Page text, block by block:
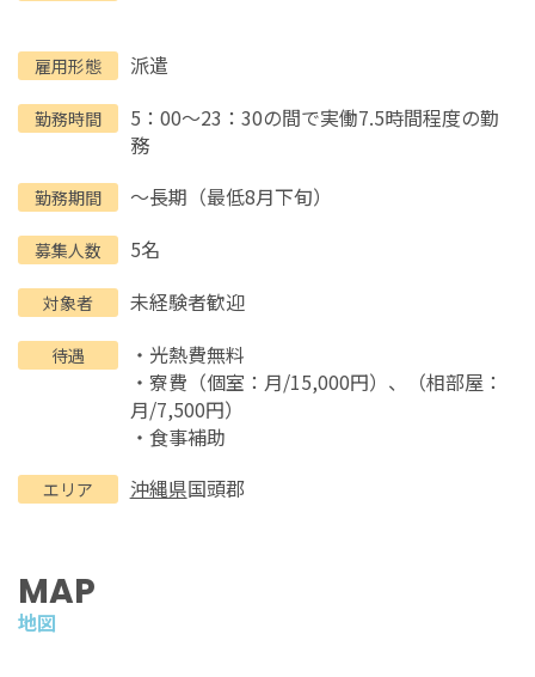
雇用形態 派遣
勤務時間
5：00～23：30の間で実働7.5時間程度の勤
務
勤務期間 ～長期（最低8月下旬）
募集人数 5名
対象者 未経験者歓迎
待遇
・光熱費無料
・寮費（個室：月/15,000円）、（相部屋：
月/7,500円）
・食事補助
エリア 沖縄県国頭郡
MAP
地図